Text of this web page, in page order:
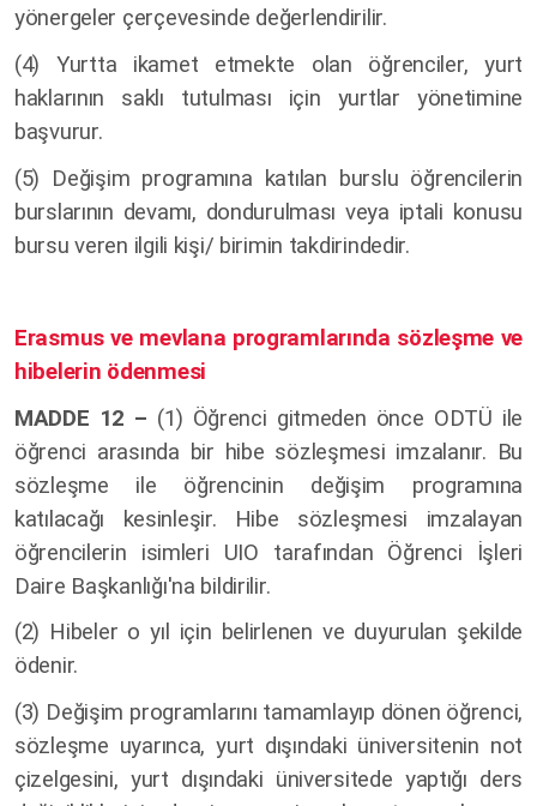
yönergeler çerçevesinde değerlendirilir.
(4)
Yurtta ikamet etmekte olan öğrenciler, yurt
haklarının saklı tutulması için yurtlar yönetimine
başvurur.
(5) Değişim programına katılan burslu öğrencilerin
burslarının devamı, dondurulması veya iptali konusu
bursu veren ilgili kişi/ birimin takdirindedir.
Erasmus ve mevlana programlarında sözleşme ve
hibelerin ödenmesi
MADDE 12 – (1) Öğrenci gitmeden önce ODTÜ ile
öğrenci arasında bir hibe sözleşmesi imzalanır. Bu
sözleşme ile öğrencinin değişim programına
katılacağı kesinleşir. Hibe sözleşmesi imzalayan
öğrencilerin isimleri UIO tarafından Öğrenci İşleri
Daire Başkanlığı'na bildirilir.
(2) Hibeler o yıl için belirlenen ve duyurulan şekilde
ödenir.
(3) Değişim programlarını tamamlayıp dönen öğrenci,
sözleşme uyarınca, yurt dışındaki üniversitenin not
çizelgesini, yurt dışındaki üniversitede yaptığı ders